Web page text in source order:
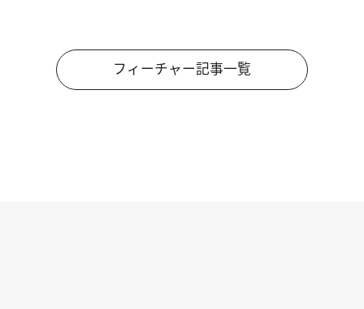
フィーチャー記事一覧